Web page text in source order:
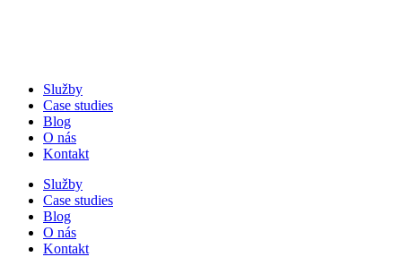
Služby
Case studies
Blog
O nás
Kontakt
Služby
Case studies
Blog
O nás
Kontakt